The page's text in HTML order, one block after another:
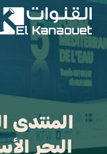
Skip
main
content
المنتدى
Close
Menu